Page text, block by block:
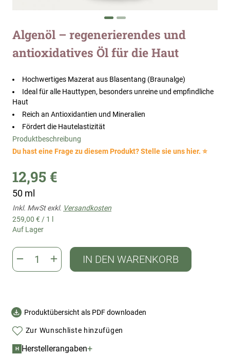
Zum
Anfang
der
Algenöl – regenerierendes und
antioxidatives Öl für die Haut
Hochwertiges Mazerat aus Blasentang (Braunalge)
Ideal für alle Hauttypen, besonders unreine und empfindliche
Haut
Reich an Antioxidantien und Mineralien
Fördert die Hautelastizität
Produktbeschreibung
Du hast eine Frage zu diesem Produkt? Stelle sie uns hier. ⭐
12,95 €
50 ml
Inkl. MwSt exkl. Versandkosten
259,00 € / 1 l
Auf Lager
IN DEN WARENKORB
Produktübersicht als PDF downloaden
Zur Wunschliste hinzufügen
H Herstellerangaben+